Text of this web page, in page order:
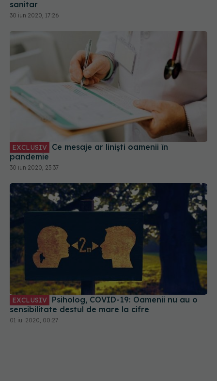
sanitar
30 iun 2020, 17:26
EXCLUSIV
pandemie
30 iun 2020, 23:37
EXCLUSIV
sensibilitate destul de mare la cifre
01 iul 2020, 00:27